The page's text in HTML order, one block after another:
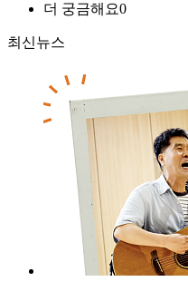
더 궁금해요0
최신뉴스